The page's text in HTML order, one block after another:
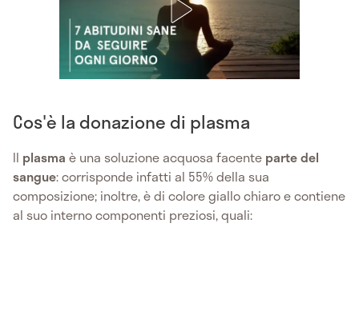
Cos'è la donazione di plasma
Il plasma è una soluzione acquosa facente parte del
sangue: corrisponde infatti al 55% della sua
composizione; inoltre, è di colore giallo chiaro e contiene
al suo interno componenti preziosi, quali: